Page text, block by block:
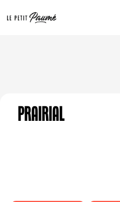
Prairial